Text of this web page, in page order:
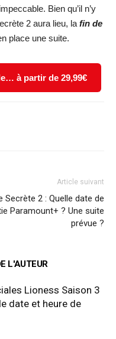
Bien qu’il n’y
2 aura lieu, la fin de
place une suite.
à partir de 29,99€
Article suivant
Secrète 2 : Quelle date de
Paramount+ ? Une suite
prévue ?
L'AUTEUR
Lioness Saison 3
date et heure de